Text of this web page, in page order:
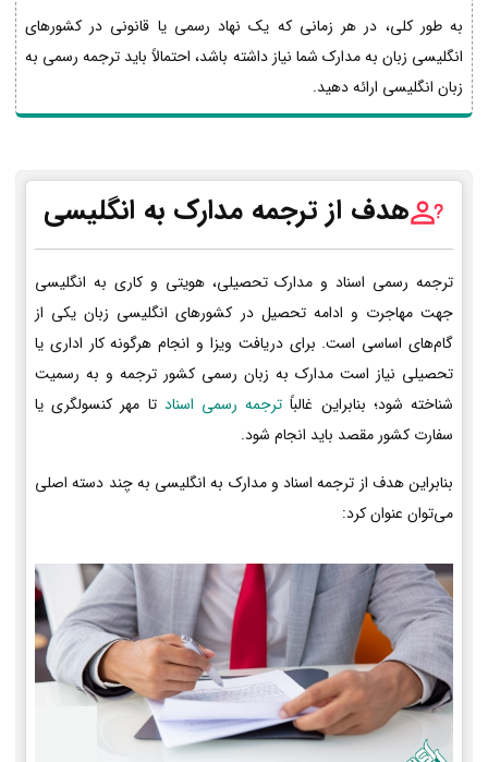
به طور کلی، در هر زمانی که یک نهاد رسمی یا قانونی در کشورهای
انگلیسی زبان به مدارک شما نیاز داشته باشد، احتمالاً باید ترجمه رسمی به
زبان انگلیسی ارائه دهید.
هدف از ترجمه مدارک به انگلیسی
ترجمه رسمی اسناد و مدارک تحصیلی، هویتی و کاری به انگلیسی
جهت مهاجرت و ادامه تحصیل در کشورهای انگلیسی زبان یکی از
گام‌های اساسی است. برای دریافت ویزا و انجام هرگونه کار اداری یا
تحصیلی نیاز است مدارک به زبان رسمی کشور ترجمه و به رسمیت
شناخته شود؛ بنابراین غالباً ترجمه رسمی اسناد تا مهر کنسولگری یا
سفارت کشور مقصد باید انجام شود.
بنابراین هدف از ترجمه اسناد و مدارک به انگلیسی به چند دسته اصلی
می‌توان عنوان کرد: